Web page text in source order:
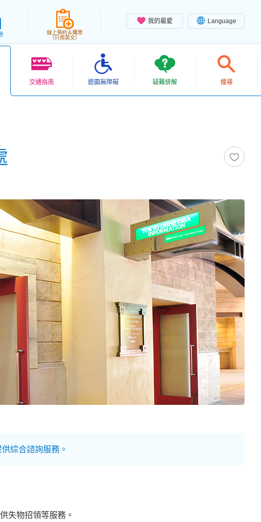
我的最愛 Language
線上預約＆購票
（只用英文）
交通指南 遊園無障礙 疑難排解 搜尋
綜合諮詢服務。
失物招領等服務。